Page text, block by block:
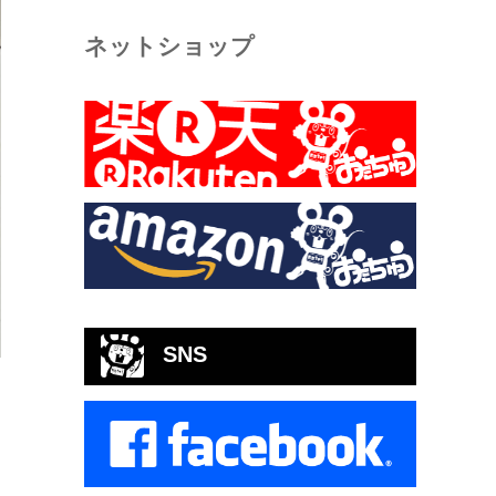
ネットショップ
SNS